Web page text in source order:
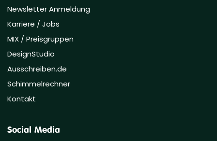
Newsletter Anmeldung
Karriere / Jobs
MIX / Preisgruppen
DesignStudio
Ausschreiben.de
Schimmelrechner
Kontakt
Social Media